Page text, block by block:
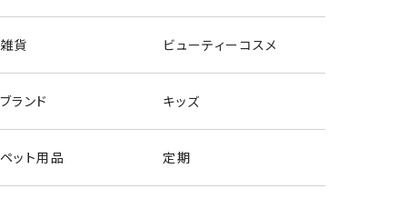
雑貨 ビューティーコスメ
ブランド キッズ
ペット用品 定期